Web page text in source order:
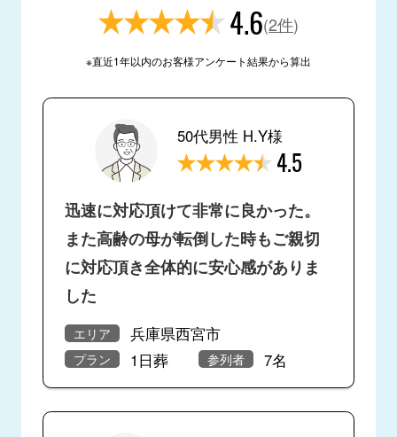
4.6(2件)
※直近1年以内のお客様アンケート結果から算出
50代男性 H.Y様
4.5
迅速に対応頂けて非常に良かった。
また高齢の母が転倒した時もご親切
に対応頂き全体的に安心感がありま
した
エリア 兵庫県西宮市
プラン 1日葬 参列者 7名